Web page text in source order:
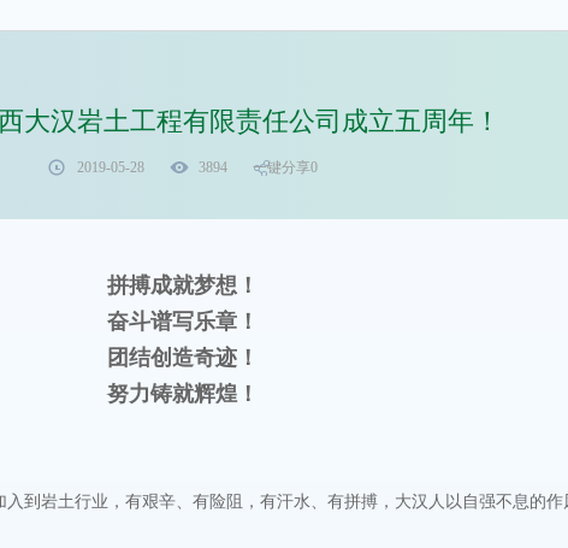
大汉岩土工程有限责任公司成立五周年！
2019-05-28 3894 一键分享0
拼搏成就梦想！
奋斗谱写乐章！
团结创造奇迹！
努力铸就辉煌！
入到岩土行业，有艰辛、有险阻，有汗水、有拼搏，大汉人以自强不息的作